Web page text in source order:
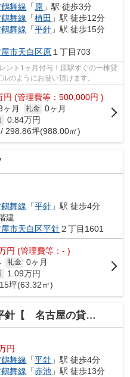
舞線 「原 」駅 徒歩3分
舞線 「植田 」駅 徒歩12分
舞線 「平針 」駅 徒歩15分
市天白区原１丁目703
ント1ヶ月付与！原駅すぐの一棟貸
のようにお使い頂けます。
円 (管理費等：500,000円 )
ヶ月 礼金 0ヶ月
0.84万円
298.86坪(988.00㎡)
舞線 「平針 」駅 徒歩4分
建
市天白区平針２丁目1601
円 (管理費等：- )
礼金 0ヶ月
1.09万円
坪(63.32㎡)
屋の貸事務所・貸オフィス 】
円
舞線 「平針 」駅 徒歩4分
舞線 「赤池 」駅 徒歩13分